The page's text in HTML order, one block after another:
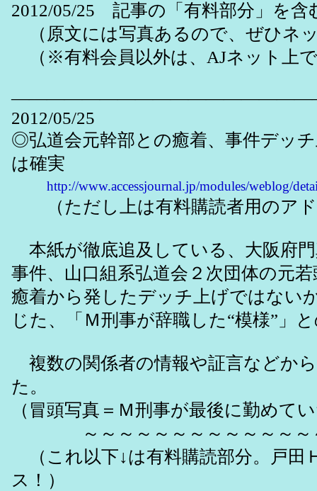
2012/05/25 記事の「有料部分」を含
（原文には写真あるので、ぜひネ
（※有料会員以外は、AJネット上
2012/05/25
◎弘道会元幹部との癒着、事件デッ
は確実
http://www.accessjournal.jp/modules/weblog/
（ただし上は有料購読者用のア
本紙が徹底追及している、大阪府
事件、山口組系弘道会２次団体の元
癒着から発したデッチ上げではない
じた、「Ｍ刑事が辞職した“模様”」
複数の関係者の情報や証言などか
た。
（冒頭写真＝Ｍ刑事が最後に勤めて
～～～～～～～～～～～～～～
（これ以下↓は有料購読部分。戸田
ス！）